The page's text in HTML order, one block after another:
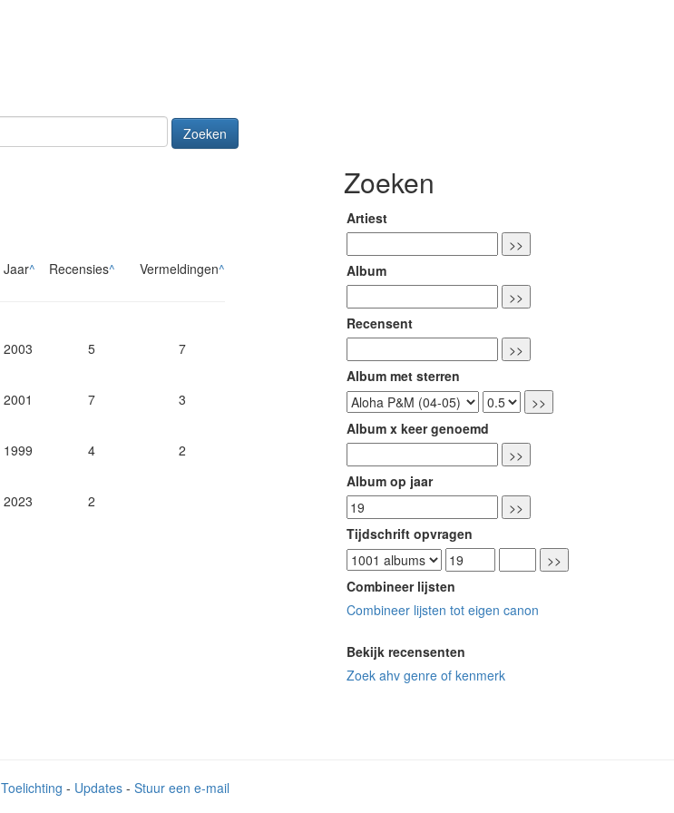
Zoeken
Jaar^ Recensies^ Vermeldingen^
2003 5 7
2001 7 3
1999 4 2
2023 2
Zoeken
Artiest
Album
Recensent
Album met sterren
Album x keer genoemd
Album op jaar
Tijdschrift opvragen
Combineer lijsten
Combineer lijsten tot eigen canon
Bekijk recensenten
Zoek ahv genre of kenmerk
Toelichting - Updates- Stuur een e-mail